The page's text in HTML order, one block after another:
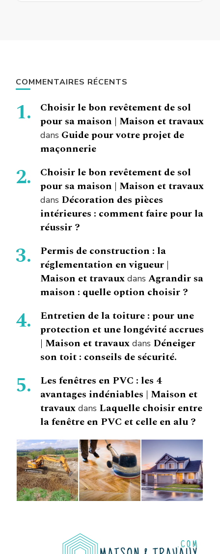
COMMENTAIRES RÉCENTS
Choisir le bon revêtement de sol
pour sa maison | Maison et travaux
dans Guide pour votre projet de
maçonnerie
Choisir le bon revêtement de sol
pour sa maison | Maison et travaux
dans Décoration des pièces
intérieures : comment faire pour la
réussir ?
Permis de construction : la
réglementation en vigueur |
Maison et travaux dans Agrandir sa
maison : quelle option choisir ?
Entretien de la toiture : pour une
protection et une longévité accrues
| Maison et travaux dans Déneiger
son toit : conseils de sécurité.
Les fenêtres en PVC : les 4
avantages indéniables | Maison et
travaux dans Laquelle choisir entre
la fenêtre en PVC et celle en alu ?